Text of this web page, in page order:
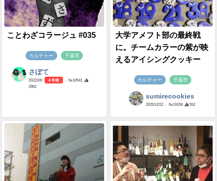
ことわざコラージュ #035
カルチャー 千葉市
さぽて
2022/2/6 4 年前
- №10541
2962
大学アメフト部の最終戦
に。チームカラーの紫が映
えるアイシングクッキー
カルチャー 千葉市
sumirecookies
2025/12/22 - №19159 552